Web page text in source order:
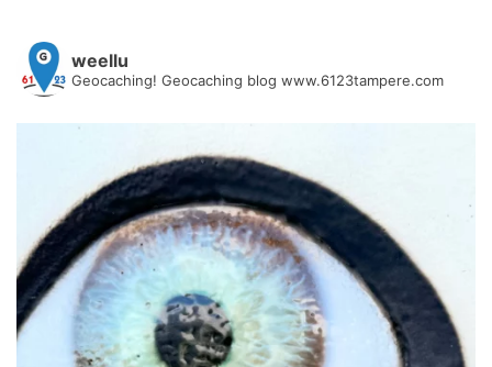
weellu
Geocaching! Geocaching blog www.6123tampere.com